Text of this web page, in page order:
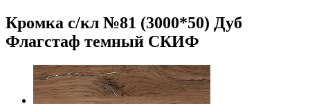
Кромка с/кл №81 (3000*50) Дуб
Флагстаф темный СКИФ